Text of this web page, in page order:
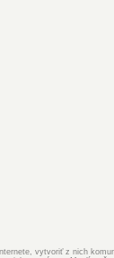
vytvoriť z nich